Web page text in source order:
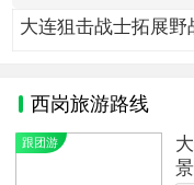
大连狙击战士拓展野
西岗旅游路线
跟团游